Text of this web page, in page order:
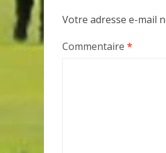
Votre adresse e-mail
Commentaire *